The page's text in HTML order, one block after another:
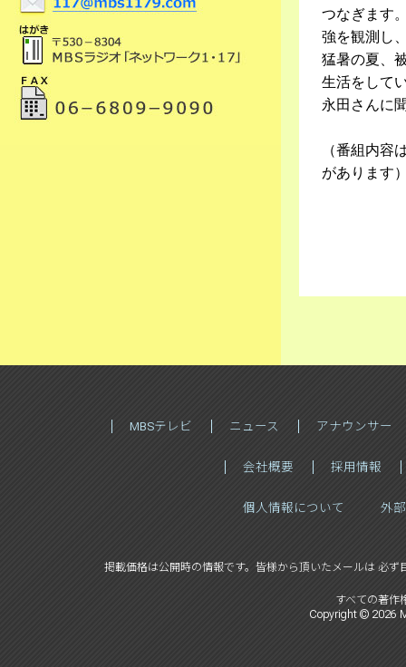
つなぎます
強を観測し
猛暑の夏、
生活をして
永田さんに
（番組内容
があります
MBSテレビ ニュース アナウンサー
会社概要 採用情報
個人情報について 外
掲載価格は公開時の情報です。皆様から頂いたメールは 必ず
すべての著作
Copyright © 2026